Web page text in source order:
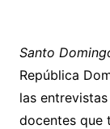
Santo
República
las
docentes que